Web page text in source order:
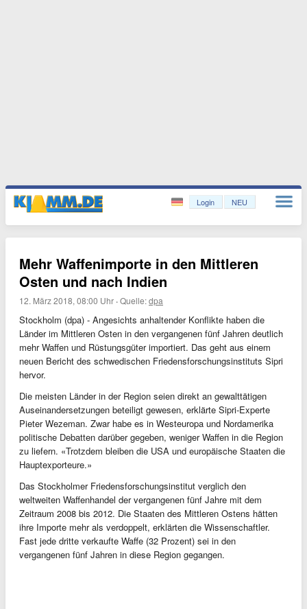
Login NEU
Mehr Waffenimporte in den Mittleren
Osten und nach Indien
12. März 2018, 08:00 Uhr ·Quelle:dpa
Stockholm (dpa) - Angesichts anhaltender Konflikte haben die
Länder im Mittleren Osten in den vergangenen fünf Jahren deutlich
mehr Waffen und Rüstungsgüter importiert. Das geht aus einem
neuen Bericht des schwedischen Friedensforschungsinstituts Sipri
hervor.
Die meisten Länder in der Region seien direkt an gewalttätigen
Auseinandersetzungen beteiligt gewesen, erklärte Sipri-Experte
Pieter Wezeman. Zwar habe es in Westeuropa und Nordamerika
politische Debatten darüber gegeben, weniger Waffen in die Region
zu liefern. «Trotzdem bleiben die USA und europäische Staaten die
Hauptexporteure.»
Das Stockholmer Friedensforschungsinstitut verglich den
weltweiten Waffenhandel der vergangenen fünf Jahre mit dem
Zeitraum 2008 bis 2012. Die Staaten des Mittleren Ostens hätten
ihre Importe mehr als verdoppelt, erklärten die Wissenschaftler.
Fast jede dritte verkaufte Waffe (32 Prozent) sei in den
vergangenen fünf Jahren in diese Region gegangen.